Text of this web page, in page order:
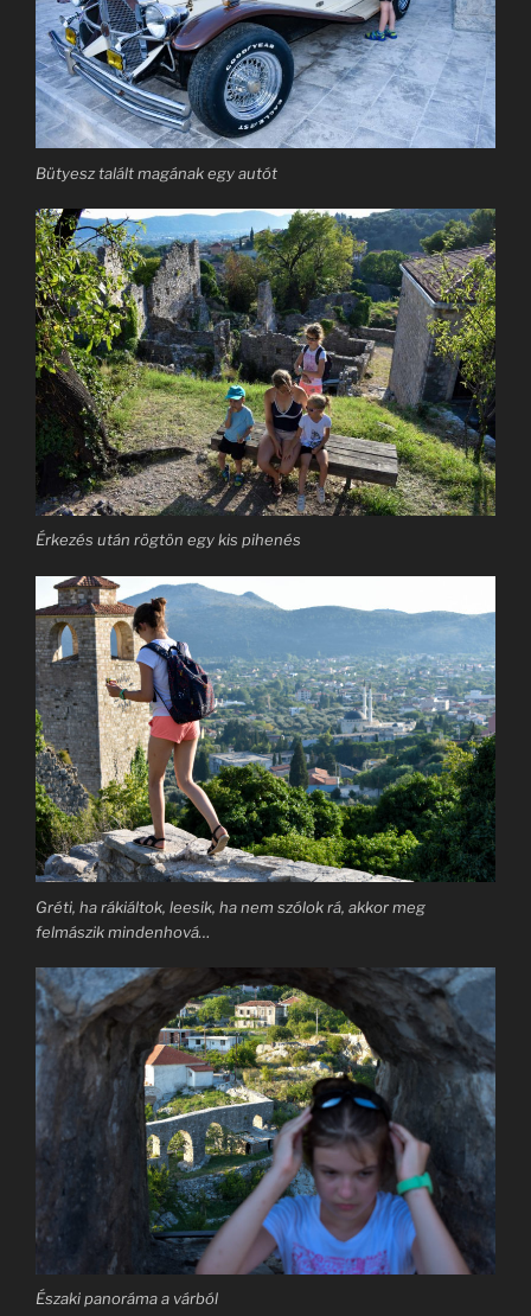
Bütyesz talált magának egy autót
Érkezés után rögtön egy kis pihenés
Gréti, ha rákiáltok, leesik, ha nem szólok rá, akkor meg
felmászik mindenhová…
Északi panoráma a várból